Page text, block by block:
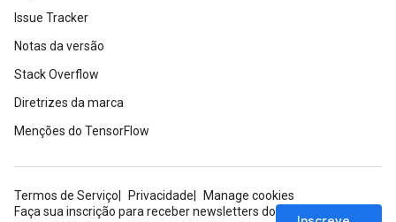
Issue Tracker
Notas da versão
Stack Overflow
Diretrizes da marca
Menções do TensorFlow
Termos de Serviço Privacidade
Manage cookies
Faça sua inscrição para receber newsletters do